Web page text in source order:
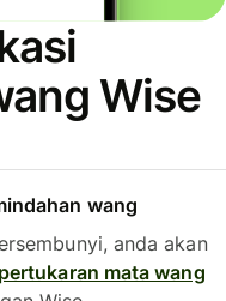
Wise
wang
anda akan
mata wang